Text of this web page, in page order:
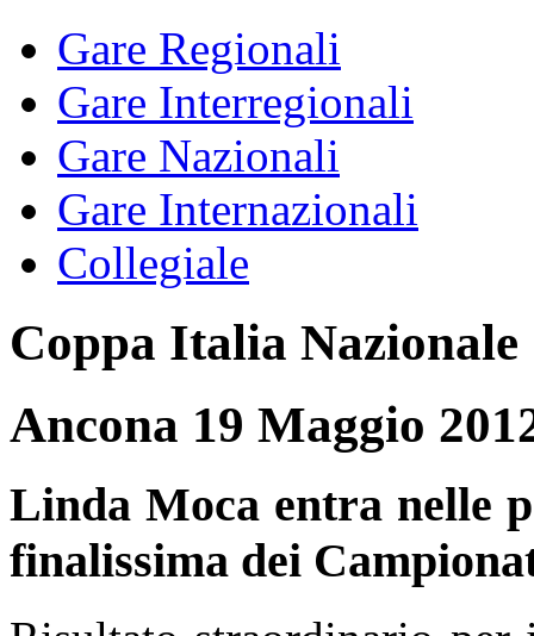
Gare Regionali
Gare Interregionali
Gare Nazionali
Gare Internazionali
Collegiale
Coppa Italia Nazionale
Ancona 19 Maggio
Linda Moca entra nelle
finalissima dei